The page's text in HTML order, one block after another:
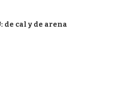
de cal y de arena